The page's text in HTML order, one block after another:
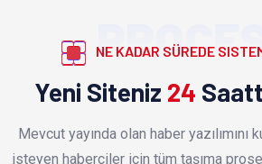
NE KADAR SÜREDE
Yeni Siteniz 24
Mevcut yayında olan haber yazılımını
isteyen haberciler için tüm taşıma